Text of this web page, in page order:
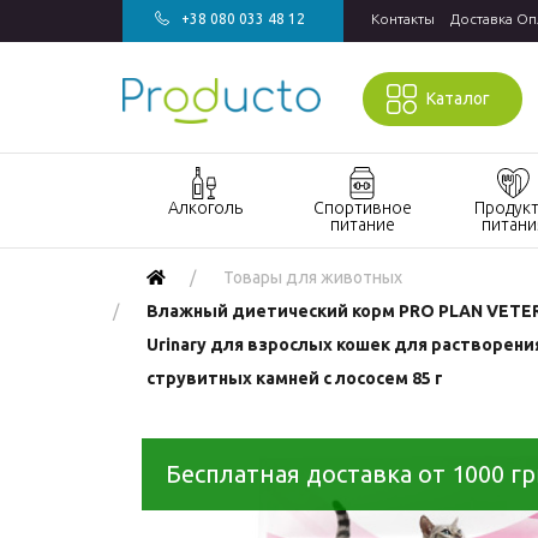
+38 080 033 48 12 Контакты Доставка
Каталог
Алкоголь
Акции алкоголь
Виски
Джин
Водка
Спортивное
питание
питание
Бады и
витамины для
Гейнеры
Протеин
Протеиновые
изделия
Товары для животных
Влажный диетический корм PRO PLAN
Urinary для взрослых кошек для
струвитных камней с лососем 85 г
Бесплатная доставка от 1000